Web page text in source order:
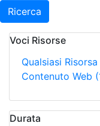
Ricerca
Voci Risorse
Qualsiasi Risorsa
Contenuto Web
Durata